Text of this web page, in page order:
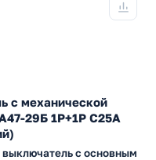
с механической
29Б 1Р+1Р С25А
с основным